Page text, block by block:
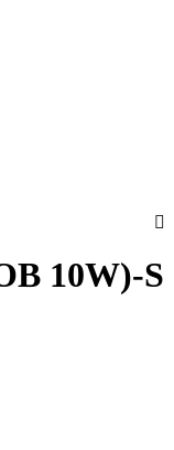
10W)-S